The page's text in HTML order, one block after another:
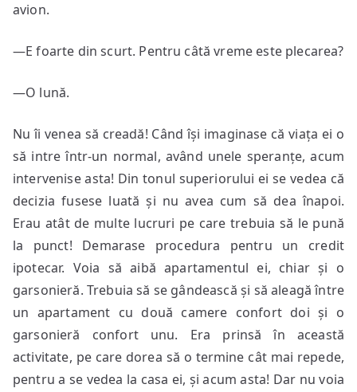
avion.
—E foarte din scurt. Pentru câtă vreme este plecarea?
—O lună.
Nu îi venea să creadă! Când își imaginase că viața ei o
să intre într-un normal, având unele speranțe, acum
intervenise asta! Din tonul superiorului ei se vedea că
decizia fusese luată și nu avea cum să dea înapoi.
Erau atât de multe lucruri pe care trebuia să le pună
la punct! Demarase procedura pentru un credit
ipotecar. Voia să aibă apartamentul ei, chiar și o
garsonieră. Trebuia să se gândească și să aleagă între
un apartament cu două camere confort doi și o
garsonieră confort unu. Era prinsă în această
activitate, pe care dorea să o termine cât mai repede,
pentru a se vedea la casa ei, și acum asta! Dar nu voia